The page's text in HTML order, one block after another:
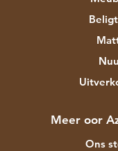
Meer oor
Ons